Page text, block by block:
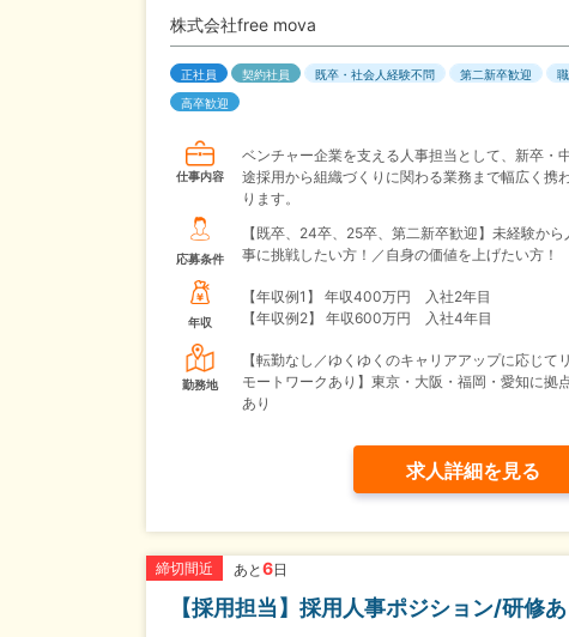
株式会社free mova
正社員 契約社員 既卒・社会人経験不問 第二新卒歓迎
高卒歓迎
仕事内容
ベンチャー企業を支える人事担当として、新卒・
途採用から組織づくりに関わる業務まで幅広く携
ります。
応募条件
【既卒、24卒、25卒、第二新卒歓迎】未経験から
事に挑戦したい方！／自身の価値を上げたい方！
年収
【年収例1】
年収400万円 入社2年目
【年収例2】
年収600万円 入社4年目
勤務地
【転勤なし／ゆくゆくのキャリアアップに応じてリ
モートワークあり】東京・大阪・福岡・愛知に拠
あり
求人詳細を見る
締切間近 あと 6日
【採用担当】採用人事ポジション/研修